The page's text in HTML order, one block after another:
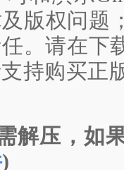
版权问题
。请在下
持购买正
解压，如
)